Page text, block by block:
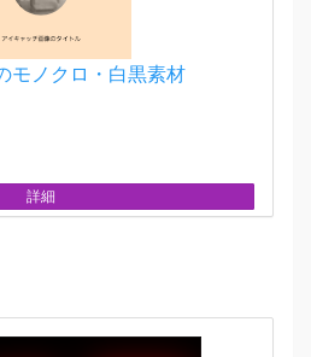
モノクロ・白黒素材
詳細